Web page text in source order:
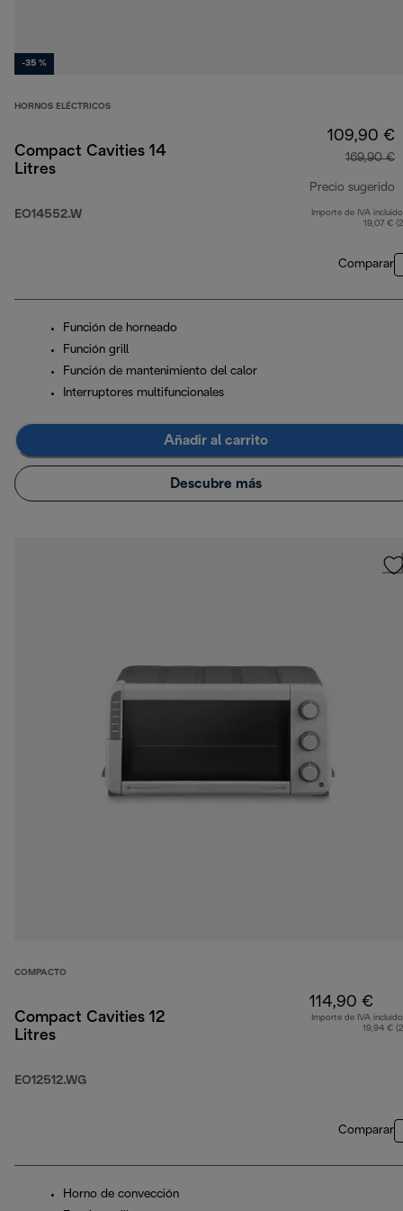
-35 %
HORNOS ELÉCTRICOS
Compact Cavities 14
Litres
EO14552.W
109,90 €
169,90 €
Precio sugerido
Importe de IVA
19,07 €
Comparar
Función de horneado
Función grill
Función de mantenimiento del calor
Interruptores multifuncionales
Añadir al carrito
Descubre más
COMPACTO
Compact Cavities 12
Litres
EO12512.WG
114,90 €
Importe de IVA
19,94 €
Comparar
Horno de convección